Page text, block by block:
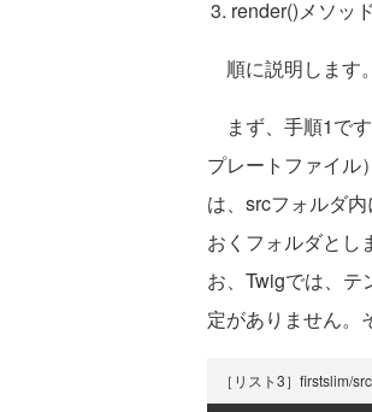
render()メソッ
順に説明します。
まず、手順1で
プレートファイル
は、srcフォルダ
おくフォルダとし
お、Twigでは、
定がありません。
［リスト3］firstslim/